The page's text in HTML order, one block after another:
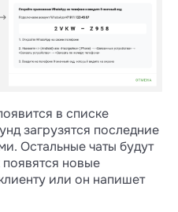
в списке
загрузятся последние
Остальные чаты будут
появятся новые
или он напишет